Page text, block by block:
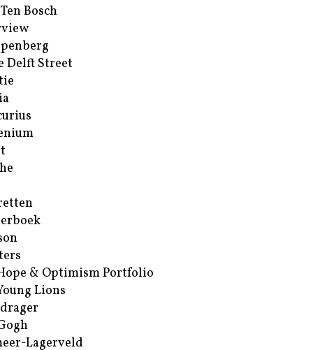
Bosch
Delft Street
& Optimism Portfolio
Lions
Lagerveld